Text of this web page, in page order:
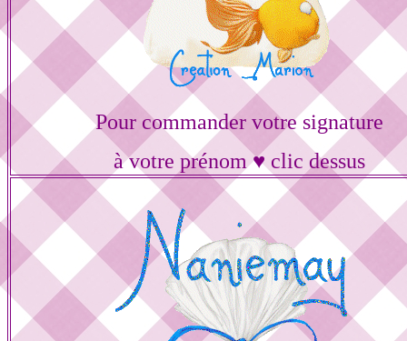
Pour commander votre signature
à votre prénom ♥ clic dessus